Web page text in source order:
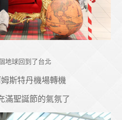
地球回到了台北
斯特丹機場轉機
滿聖誕節的氣氛了